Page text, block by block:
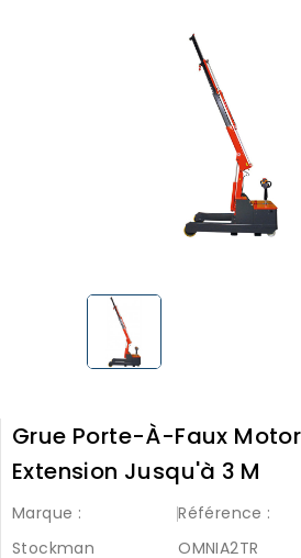
Grue Porte-À-Faux
Extension Jusqu'à 3 M
Marque :
Stockman
Référence :
OMNIA2TR